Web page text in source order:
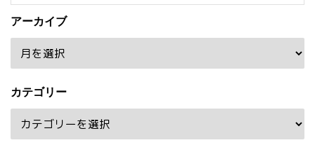
アーカイブ
カテゴリー